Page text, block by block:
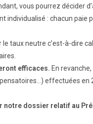
vous pourrez décider
individualisé : chacun paie
taux neutre c’est-à-dire
efficaces. En
effectuées en
dossier relatif au